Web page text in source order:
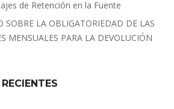
de Retención en la Fuente
SOBRE LA OBLIGATORIEDAD DE LAS
MENSUALES PARA LA DEVOLUCIÓN